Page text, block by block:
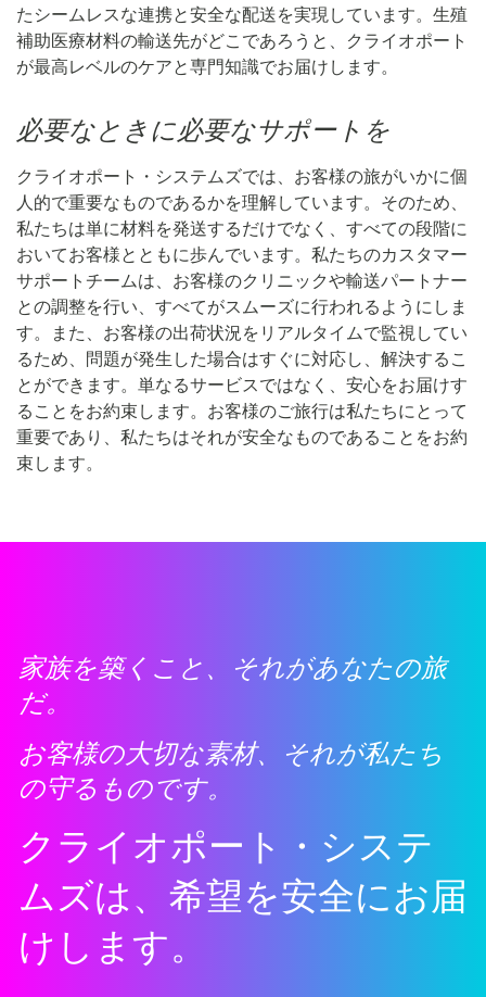
たシームレスな連携と安全な配送を実現しています。生殖
補助医療材料の輸送先がどこであろうと、クライオポート
が最高レベルのケアと専門知識でお届けします。
必要なときに必要なサポートを
クライオポート・システムズでは、お客様の旅がいかに個
人的で重要なものであるかを理解しています。そのため、
私たちは単に材料を発送するだけでなく、すべての段階に
おいてお客様とともに歩んでいます。私たちのカスタマー
サポートチームは、お客様のクリニックや輸送パートナー
との調整を行い、すべてがスムーズに行われるようにしま
す。また、お客様の出荷状況をリアルタイムで監視してい
るため、問題が発生した場合はすぐに対応し、解決するこ
とができます。単なるサービスではなく、安心をお届けす
ることをお約束します。お客様のご旅行は私たちにとって
重要であり、私たちはそれが安全なものであることをお約
束します。
家族を築くこと、それがあなたの旅
だ。
お客様の大切な素材、それが私たち
の守るものです。
クライオポート・システ
ムズは、希望を安全にお届
けします。